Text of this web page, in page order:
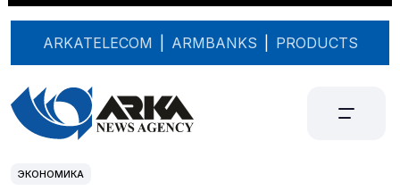
ARKATELECOM ARMBANKS PRODUCTS
ЭКОНОМИКА